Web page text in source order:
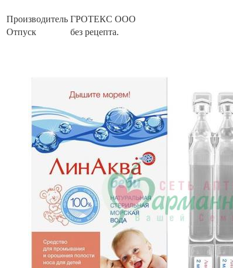
Производитель ГРОТЕКС ООО
Отпуск
без рецепта.